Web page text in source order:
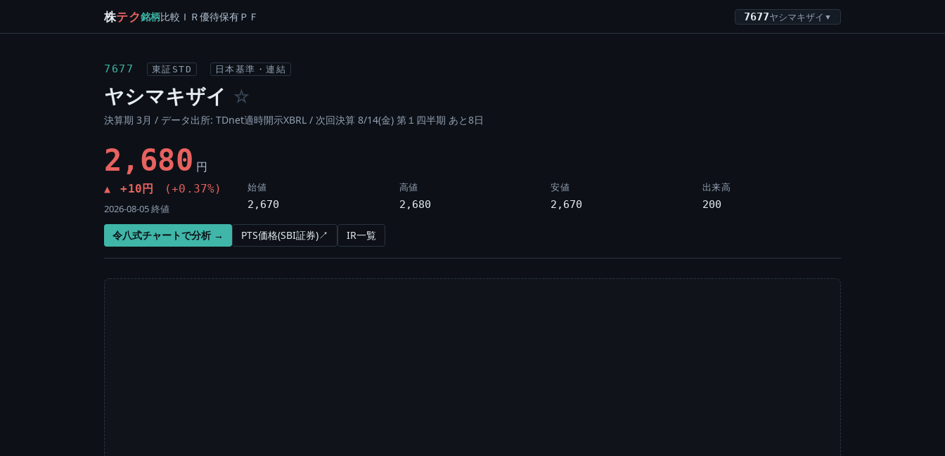
株テク銘柄比較 ＩＲ優待保有ＰＦ 7677ヤシマキザイ ▼
7677 東証STD 日本基準・連結
ヤシマキザイ ☆
決算期 3月 / データ出所: TDnet適時開示XBRL / 次回決算 8/14(金) 第１四半期 あと8日
2,680 円
▲ +10円 (+0.37%)
2026-08-05 終値
始値
2,670
高値
2,680
安値
2,670
出来高
200
令八式チャートで分析 → PTS価格(SBI証券)↗ IR一覧